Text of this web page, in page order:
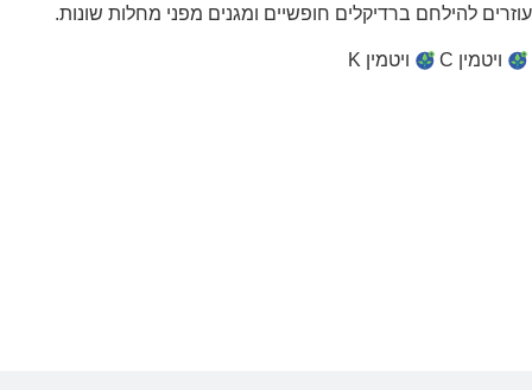
להילחם ברדיקלים חופשיים ומגנים מפני מחלות שונות.
ויטמין C ויטמין K